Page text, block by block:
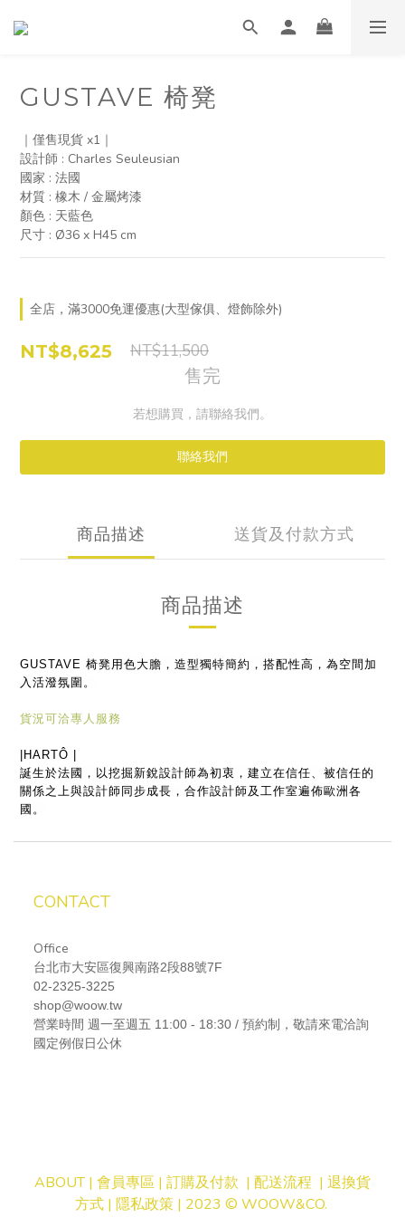
GUSTAVE 椅凳
｜僅售現貨 x1｜
設計師 : Charles Seuleusian
國家 : 法國
材質 : 橡木 / 金屬烤漆
顏色 : 天藍色
尺寸 : Ø36 x H45 cm
全店，滿3000免運優惠(大型傢俱、燈飾除外)
NT$8,625 NT$11,500
售完
若想購買，請聯絡我們。
聯絡我們
商品描述 送貨及付款方式
商品描述
GUSTAVE 椅凳用色大膽，造型獨特簡約，搭配性高，為空間加
入活潑氛圍。
貨況可洽專人服務
HARTÔ
誕生於法國，以挖掘新銳設計師為初衷，建立在信任、 被信任的
關係之上與設計師同步成長， 合作設計師及工作室遍佈歐洲各
國。
CONTACT
Office
台北市大安區復興南路2段88號7F
02-2325-3225
shop@woow.tw
營業時間 週一至週五 11:00 - 18:30 / 預約制，敬請來電洽詢
國定例假日公休
ABOUT | 會員專區 | 訂購及付款 | 配送流程 | 退換貨
方式 | 隱私政策| 2023 © WOOW&CO.